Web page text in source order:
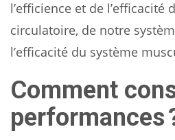
l’efficience et de l’efficacité
circulatoire, de notre
l’efficacité du système
Comment
performances